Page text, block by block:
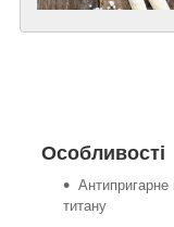
Особливості
Антипригарне
титану